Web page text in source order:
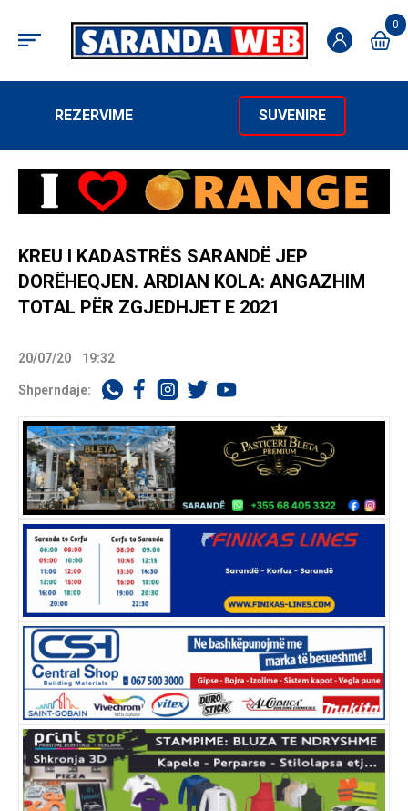
0
REZERVIME SUVENIRE
KREU I KADASTRËS SARANDË JEP
DORËHEQJEN. ARDIAN KOLA: ANGAZHIM
TOTAL PËR ZGJEDHJET E 2021
20/07/20 19:32
Shperndaje: